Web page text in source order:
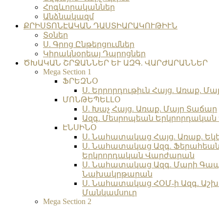
Հոգևորականներ
Անձնակազմ
ՔՐԻՍՏՈՆԷԱԿԱՆ ԴԱՍՏԻԱՐԱԿՈՒԹԻՒՆ
Տօներ
Ս. Գրոց Ընթերցումներ
Կիրակնօրեայ Դպրոցներ
ԾԽԱԿԱՆ ՇՐՋԱՆՆԵՐ ԵՒ ԱԶԳ. ՎԱՐԺԱՐԱՆՆԵՐ
Mega Section 1
ՖՐԵԶՆՕ
Ս. Երրորդութիւն Հայց. Առաք.
ՄՈՆԹԵՊԵԼԼՕ
Ս. Խաչ Հայց. Առաք. Մայր Տաճար
Ազգ. Մեսրոպեան
ԷՆՍԻՆՕ
Ս. Նահատակաց Հայց. Առաք.
Ս. Նահատակաց Ազգ.
Երկրորդական Վարժարան
Ս. Նահատակաց Ազգ. Մարի
Նախակրթարան
Ս. Նահատակաց ՀՕՄ-ի Ազգ.
Մանկամսուր
Mega Section 2